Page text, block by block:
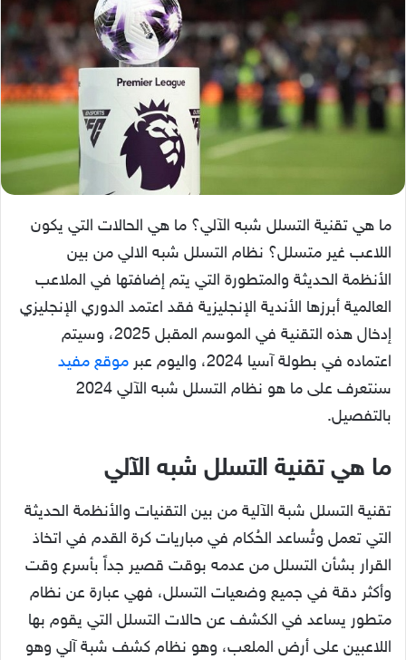
ما هي تقنية التسلل شبه الآلي؟ ما هي الحالات التي يكون
اللاعب غير متسلل؟ نظام التسلل شبه الالي من بين
الأنظمة الحديثة والمتطورة التي يتم إضافتها في الملاعب
العالمية أبرزها الأندية الإنجليزية فقد اعتمد الدوري الإنجليزي
إدخال هذه التقنية في الموسم المقبل 2025، وسيتم
اعتماده في بطولة آسيا 2024، واليوم عبر
موقع مفيد
سنتعرف على ما هو نظام التسلل شبه الآلي 2024
بالتفصيل.
ما هي تقنية التسلل شبه الآلي
تقنية التسلل شبة الآلية من بين التقنيات والأنظمة الحديثة
التي تعمل وتُساعد الحُكام في مباريات كرة القدم في اتخاذ
القرار بشأن التسلل من عدمه بوقت قصير جداً بأسرع وقت
وأكثر دقة في جميع وضعيات التسلل، فهي عبارة عن نظام
متطور يساعد في الكشف عن حالات التسلل التي يقوم بها
اللاعبين على أرض الملعب، وهو نظام كشف شبة آلي وهو